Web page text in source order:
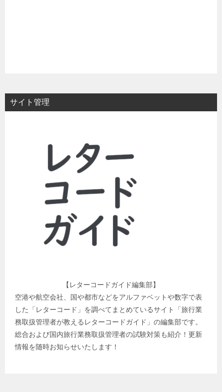
サイト管理
【レターコードガイド編集部】
空港や航空会社、国や都市などをアルファベットや数字で表
した「レターコード」を調べてまとめているサイト「旅行業
務取扱管理者が教えるレターコードガイド」の編集部です。
総合および国内旅行業務取扱管理者の試験対策も紹介！更新
情報を随時お知らせいたします！